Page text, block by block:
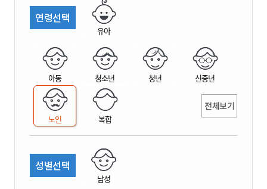
연령선택
유아
아동 청소년 청년 신중년
노인 복합
전체보기
성별선택
남성